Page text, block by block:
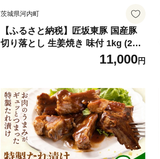
茨城県河内町
【ふるさと納税】匠坂東豚 国産豚
切り落とし 生姜焼き 味付 1kg (250
g×4パック) 株式会社坂東太郎 お
にくブッチャーズ《30日以内に出荷
豚 豚肉 肉 おかず【配送不可地域あ
り】
11,000円